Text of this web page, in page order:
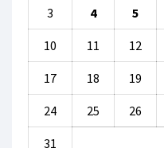
3 4 5
10 11 12
17 18 19
24 25 26
31